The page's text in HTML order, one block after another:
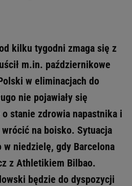
kilku tygodni zmaga się z
m.in. październikowe
w eliminacjach do
nie pojawiały się
stanie zdrowia napastnika i
na boisko. Sytuacja
w niedzielę, gdy Barcelona
z Athletikiem Bilbao.
będzie do dyspozycji